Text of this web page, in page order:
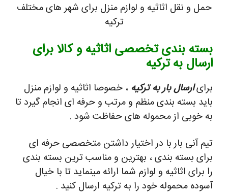
حمل و نقل اثاثیه و لوازم منزل برای شهر های مختلف
ترکیه
بسته بندی تخصصی اثاثیه و کالا برای
ارسال به ترکیه
برایارسال بار به ترکیه ، خصوصا اثاثیه و لوازم منزل
باید بسته بندی منظم و مرتب و حرفه ای انجام گیرد تا
به خوبی از محموله های حفاظت شود .
تیم آنی بار با در اختیار داشتن متخصصی حرفه ای
برای بسته بندی ، بهترین و مناسب ترین بسته بندی
را برای اثاثیه و لوازم شما ارائه مینماید تا با خیال
آسوده محموله خود را به ترکیه ارسال کنید .